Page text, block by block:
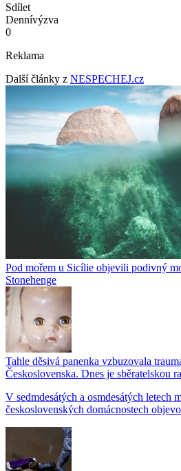
Sdílet
Dennívýzva
0
Reklama
Další články z NESPECHEJ.cz
Pod mořem u Sicílie objevili podivný
Stonehenge
Tahle děsivá panenka vzbuzovala
Československa. Dnes je sběratelskou
V sedmdesátých a osmdesátých letech
československých domácnostech